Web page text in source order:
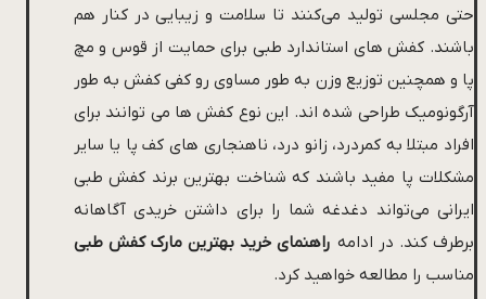
حتی مجلسی تولید می‌کنند تا سلامت و زیبایی در کنار هم
باشند. کفش های استاندارد طبی برای حمایت از قوس و مچ
پا و همچنین توزیع وزن به طور مساوی رو کفی کفش به طور
آرگونومیک طراحی شده اند. این نوع کفش ها می توانند برای
افراد مبتلا به کمردرد، زانو درد، ناهنجاری های کف پا یا سایر
مشکلات پا مفید باشند که شناخت بهترین برند کفش طبی
ایرانی می‌تواند دغدغه شما را برای داشتن خریدی آگاهانه
برطرف کند. در ادامه راهنمای خرید بهترین مارک کفش طبی
مناسب را مطالعه خواهید کرد.